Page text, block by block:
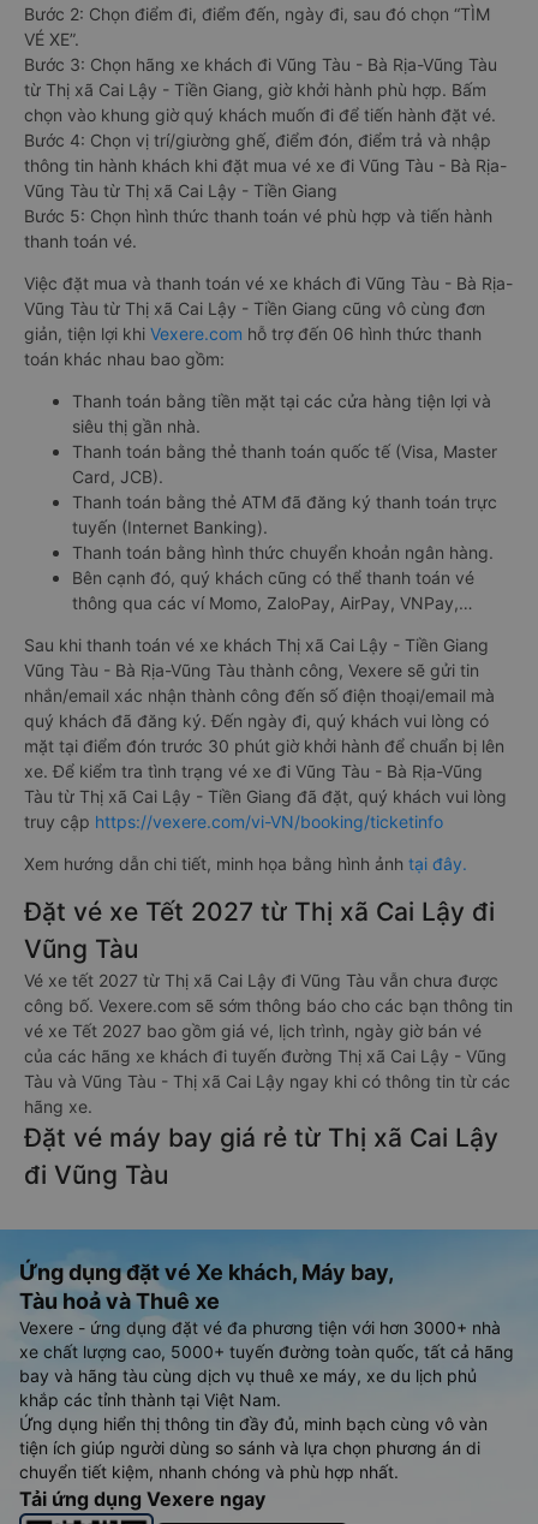
Bước 2: Chọn điểm đi, điểm đến, ngày đi, sau đó chọn “TÌM
VÉ XE”.
Bước 3: Chọn hãng xe khách đi Vũng Tàu - Bà Rịa-Vũng Tàu
từ Thị xã Cai Lậy - Tiền Giang, giờ khởi hành phù hợp. Bấm
chọn vào khung giờ quý khách muốn đi để tiến hành đặt vé.
Bước 4: Chọn vị trí/giường ghế, điểm đón, điểm trả và nhập
thông tin hành khách khi đặt mua vé xe đi Vũng Tàu - Bà Rịa-
Vũng Tàu từ Thị xã Cai Lậy - Tiền Giang
Bước 5: Chọn hình thức thanh toán vé phù hợp và tiến hành
thanh toán vé.
Việc đặt mua và thanh toán vé xe khách đi Vũng Tàu - Bà Rịa-
Vũng Tàu từ Thị xã Cai Lậy - Tiền Giang cũng vô cùng đơn
giản, tiện lợi khi Vexere.com hỗ trợ đến 06 hình thức thanh
toán khác nhau bao gồm:
Thanh toán bằng tiền mặt tại các cửa hàng tiện lợi và
siêu thị gần nhà.
Thanh toán bằng thẻ thanh toán quốc tế (Visa, Master
Card, JCB).
Thanh toán bằng thẻ ATM đã đăng ký thanh toán trực
tuyến (Internet Banking).
Thanh toán bằng hình thức chuyển khoản ngân hàng.
Bên cạnh đó, quý khách cũng có thể thanh toán vé
thông qua các ví Momo, ZaloPay, AirPay, VNPay,…
Sau khi thanh toán vé xe khách Thị xã Cai Lậy - Tiền Giang
Vũng Tàu - Bà Rịa-Vũng Tàu thành công, Vexere sẽ gửi tin
nhắn/email xác nhận thành công đến số điện thoại/email mà
quý khách đã đăng ký. Đến ngày đi, quý khách vui lòng có
mặt tại điểm đón trước 30 phút giờ khởi hành để chuẩn bị lên
xe. Để kiểm tra tình trạng vé xe đi Vũng Tàu - Bà Rịa-Vũng
Tàu từ Thị xã Cai Lậy - Tiền Giang đã đặt, quý khách vui lòng
truy cập https://vexere.com/vi-VN/booking/ticketinfo
Xem hướng dẫn chi tiết, minh họa bằng hình ảnh tại đây.
Đặt vé xe Tết 2027 từ Thị xã Cai Lậy đi
Vũng Tàu
Vé xe tết 2027 từ Thị xã Cai Lậy đi Vũng Tàu vẫn chưa được
công bố. Vexere.com sẽ sớm thông báo cho các bạn thông tin
vé xe Tết 2027 bao gồm giá vé, lịch trình, ngày giờ bán vé
của các hãng xe khách đi tuyến đường Thị xã Cai Lậy - Vũng
Tàu và Vũng Tàu - Thị xã Cai Lậy ngay khi có thông tin từ các
hãng xe.
Đặt vé máy bay giá rẻ từ Thị xã Cai Lậy
đi Vũng Tàu
Ứng dụng đặt vé Xe khách, Máy bay,
Tàu hoả và Thuê xe
Vexere - ứng dụng đặt vé đa phương tiện với hơn 3000+ nhà
xe chất lượng cao, 5000+ tuyến đường toàn quốc, tất cả hãng
bay và hãng tàu cùng dịch vụ thuê xe máy, xe du lịch phủ
khắp các tỉnh thành tại Việt Nam.
Ứng dụng hiển thị thông tin đầy đủ, minh bạch cùng vô vàn
tiện ích giúp người dùng so sánh và lựa chọn phương án di
chuyển tiết kiệm, nhanh chóng và phù hợp nhất.
Tải ứng dụng Vexere ngay